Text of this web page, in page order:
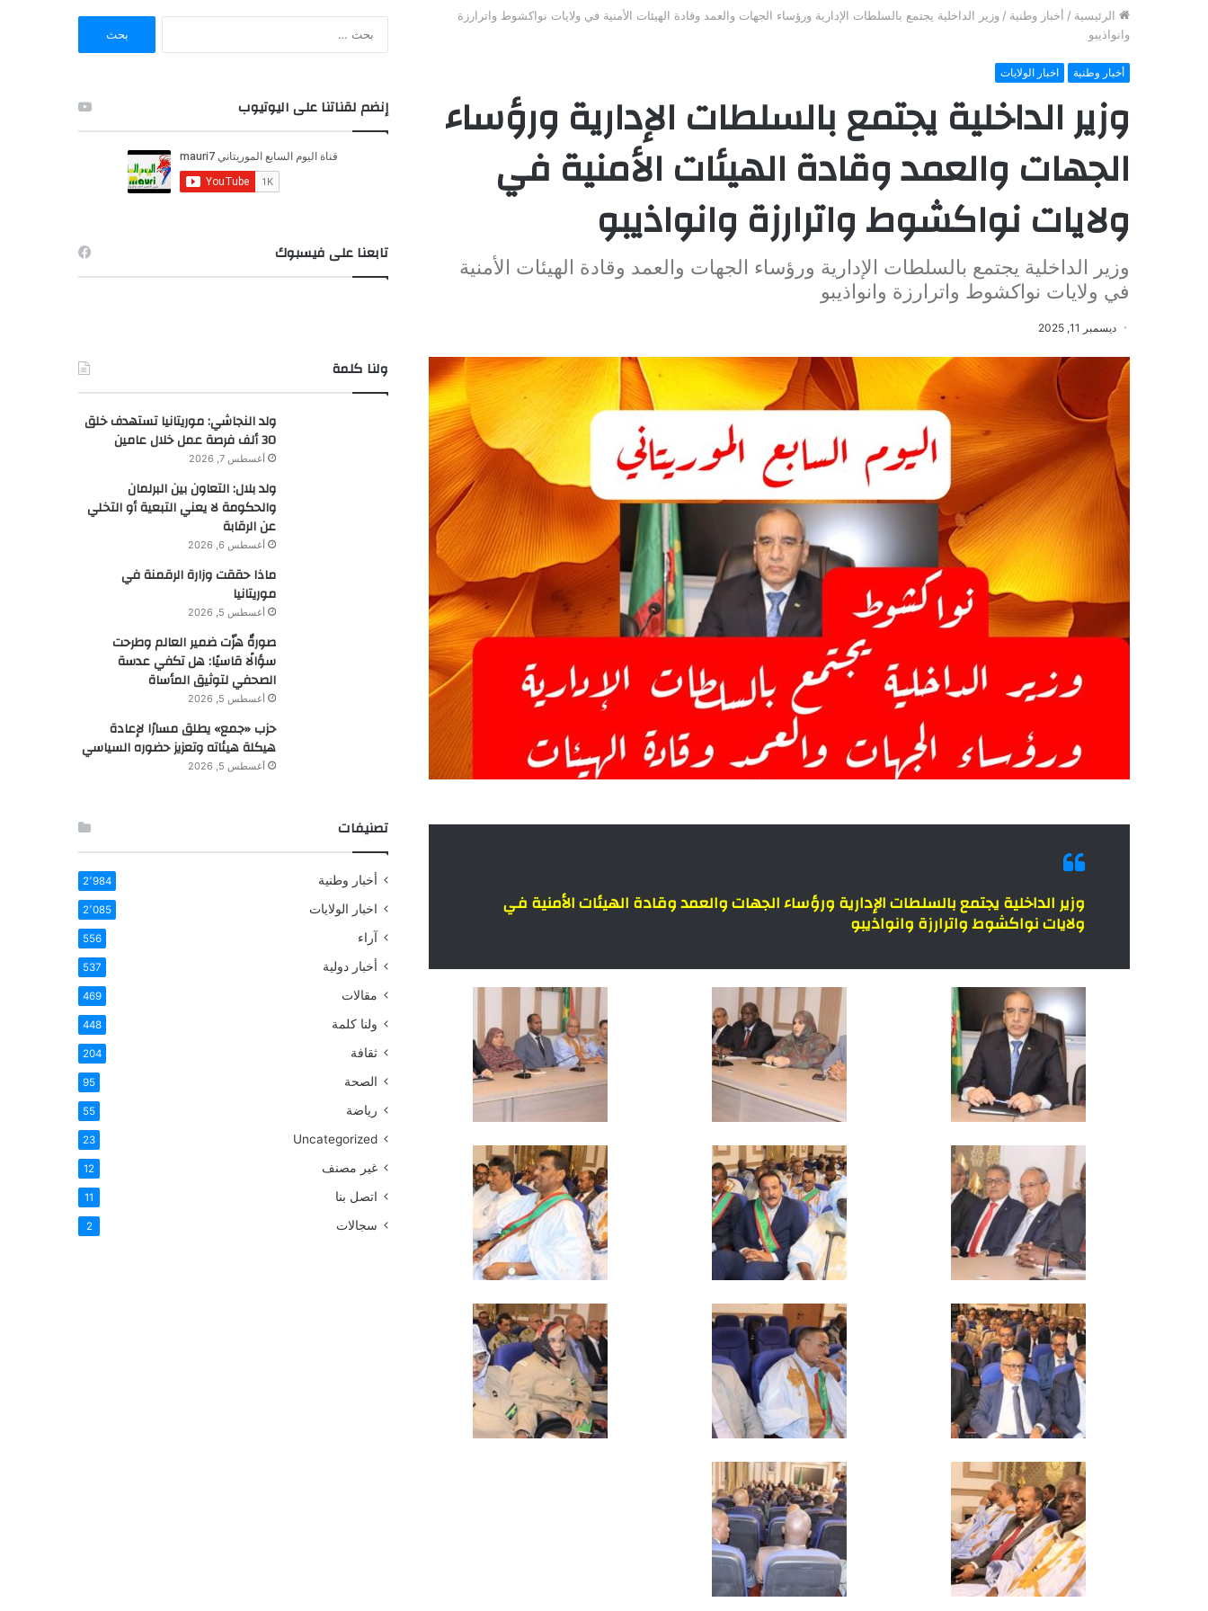
الرئيسية / أخبار وطنية / وزير الداخلية يجتمع بالسلطات الإدارية ورؤساء الجهات والعمد وقادة الهيئات الأمنية في ولايات نواكشوط واترارزة
وانواذيبو
أخبار وطنية اخبار الولايات
وزير الداخلية يجتمع بالسلطات الإدارية ورؤساء
الجهات والعمد وقادة الهيئات الأمنية في
ولايات نواكشوط واترارزة وانواذيبو
وزير الداخلية يجتمع بالسلطات الإدارية ورؤساء الجهات والعمد وقادة الهيئات الأمنية
في ولايات نواكشوط واترارزة وانواذيبو
ديسمبر 11, 2025
وزير الداخلية يجتمع بالسلطات الإدارية ورؤساء الجهات والعمد وقادة الهيئات الأمنية في
ولايات نواكشوط واترارزة وانواذيبو
:
إنضم لقناتنا على اليوتيوب
تابعنا على فيسبوك
ولنا كلمة
ولد النجاشي: موريتانيا تستهدف خلق
30 ألف فرصة عمل خلال عامين
أغسطس 7, 2026
ولد بلال: التعاون بين البرلمان
والحكومة لا يعني التبعية أو التخلي
عن الرقابة
أغسطس 6, 2026
ماذا حققت وزارة الرقمنة في
موريتانيا
أغسطس 5, 2026
صورةٌ هزّت ضمير العالم وطرحت
سؤالًا قاسيًا: هل تكفي عدسة
الصحفي لتوثيق المأساة
أغسطس 5, 2026
حزب «جمع» يطلق مسارًا لإعادة
هيكلة هيئاته وتعزيز حضوره السياسي
أغسطس 5, 2026
تصنيفات
أخبار وطنية 2٬984
اخبار الولايات 2٬085
آراء 556
أخبار دولية 537
مقالات 469
ولنا كلمة 448
ثقافة 204
الصحة 95
رياضة 55
Uncategorized
23
غير مصنف 12
اتصل بنا 11
سجالات 2